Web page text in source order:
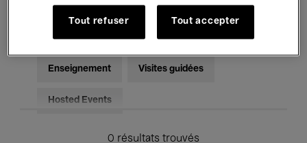
Pour tous Kids’ Palace
Enseignement Visites guidées
Hosted Events
0 résultats trouvés
Tout refuser Tout accepter